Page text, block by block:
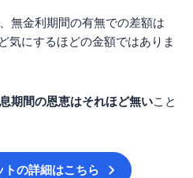
無金利期間の有無での差額は
気にするほどの金額ではありま
期間の恩恵はそれほど無いこと
トの詳細はこちら